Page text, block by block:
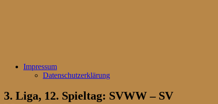
Impressum
Datenschutzerklärung
3. Liga, 12. Spieltag: SVWW – SV